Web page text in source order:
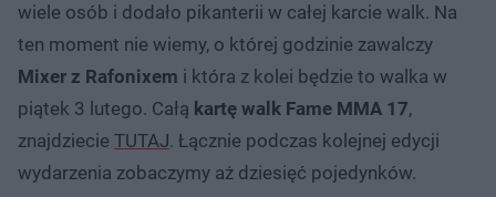
wiele osób i dodało pikanterii w całej karcie walk. Na
ten moment nie wiemy, o której godzinie zawalczy
Mixer z Rafonixem i która z kolei będzie to walka w
piątek 3 lutego. Całą kartę walk Fame MMA 17,
znajdziecie TUTAJ. Łącznie podczas kolejnej edycji
wydarzenia zobaczymy aż dziesięć pojedynków.